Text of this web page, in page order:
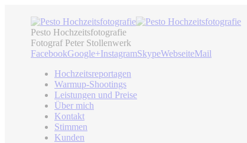
Pesto Hochzeitsfotografie
Fotograf Peter Stollenwerk
FacebookGoogle+InstagramSkypeWebseiteMail
Hochzeitsreportagen
Warmup-Shootings
Leistungen und Preise
Über mich
Kontakt
Stimmen
Kunden